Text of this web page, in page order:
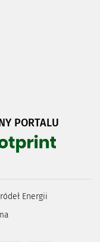
PORTALU
Energii